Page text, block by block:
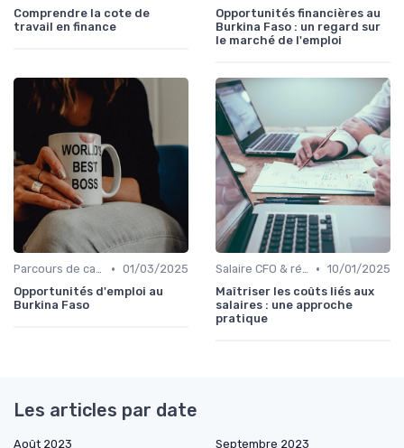
Comprendre la cote de
travail en finance
Opportunités financières au
Burkina Faso : un regard sur
le marché de l'emploi
Parcours de carrière en finance • 01/03/2025
Opportunités d'emploi au
Burkina Faso
Salaire CFO & rémunération variable • 10/01/2025
Maîtriser les coûts liés aux
salaires : une approche
pratique
Les articles par date
Août 2023
Septembre 2023